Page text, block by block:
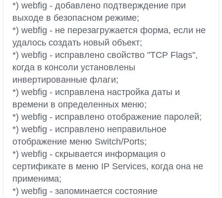
*) webfig - добавлено подтверждение при
выходе в безопасном режиме;
*) webfig - не перезагружается форма, если не
удалось создать новый объект;
*) webfig - исправлено свойство "TCP Flags",
когда в консоли установлены
инвертированные флаги;
*) webfig - исправлена настройка даты и
времени в определенных меню;
*) webfig - исправлено отображение паролей;
*) webfig - исправлено неправильное
отображение меню Switch/Ports;
*) webfig - скрывается информация о
сертификате в меню IP Services, когда она не
применима;
*) webfig - запоминается состояние